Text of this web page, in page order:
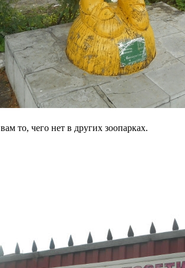
то, чего нет в других зоопарках.